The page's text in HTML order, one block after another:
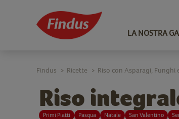
LA NOSTRA
Riso
Primi Piatti Pasqua Natale San Valentino
Findus > Ricette > Riso con Asparagi, Funghi